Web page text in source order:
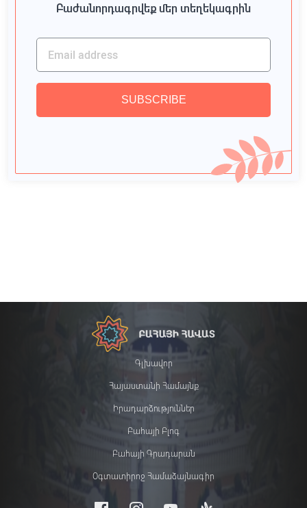
Բաժանորդագրվեք մեր տեղեկագրին
SUBSCRIBE
Գլխավոր
Հայաստանի Համայնք
Իրադարձություններ
Բահայի Բլոգ
Բահայի Գրադարան
Օգտատիրոջ Համաձայնագիր